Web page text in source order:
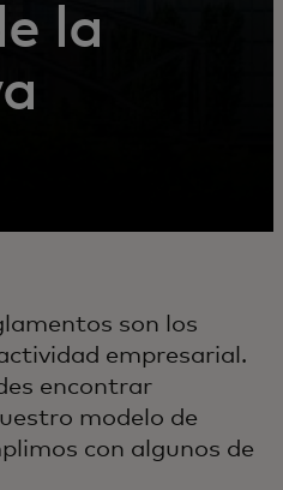
la
son los
empresarial.
encontrar
modelo de
con algunos de